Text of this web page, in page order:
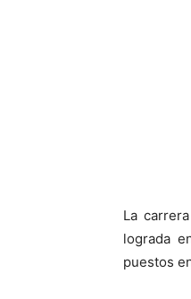
La
lograda
puestos